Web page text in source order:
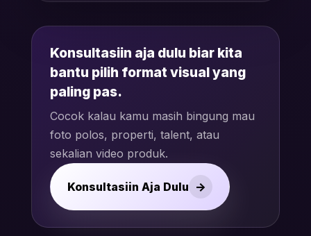
Konsultasiin aja dulu biar kita
bantu pilih format visual yang
paling pas.
Cocok kalau kamu masih bingung mau
foto polos, properti, talent, atau
sekalian video produk.
Konsultasiin Aja Dulu ->